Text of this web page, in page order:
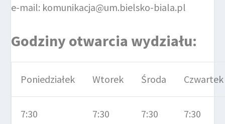
e-mail: komunikacja@um.bielsko-biala.pl
Godziny otwarcia wydziału:
Poniedziałek Wtorek Środa Czwartek
7:30 7:30 7:30 7:30